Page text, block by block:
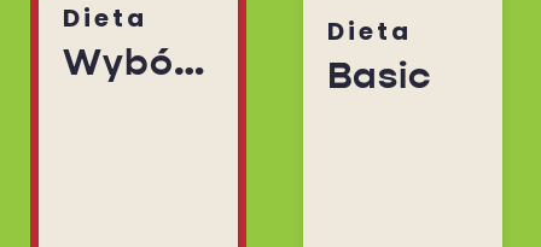
Dieta
Wybór Menu
Dieta
Basic